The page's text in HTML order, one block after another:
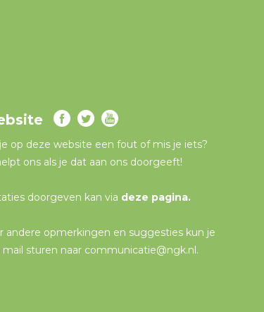
op deze website een fout of mis je iets?
ons als je dat aan ons doorgeeft!
doorgeven kan via deze pagina.
andere opmerkingen en suggesties kun je
mail sturen naar communicatie@ngk.nl.